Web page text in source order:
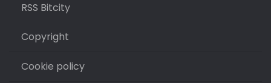
RSS Bitcity
Copyright
Cookie policy